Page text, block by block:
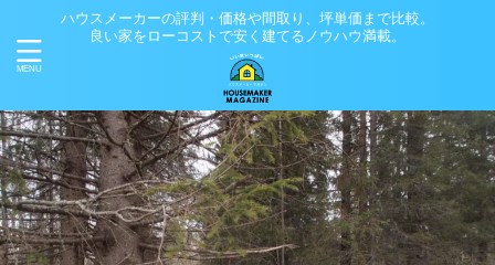
ハウスメーカーの評判・価格や間取り、坪単価まで比較。
良い家をローコストで安く建てるノウハウ満載。